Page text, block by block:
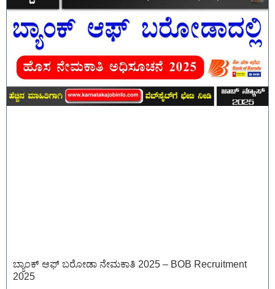
ಬ್ಯಾಂಕ್ ಆಫ್ ಬರೋಡಾ ನೇಮಕಾತಿ 2025 – BOB Recruitment
2025